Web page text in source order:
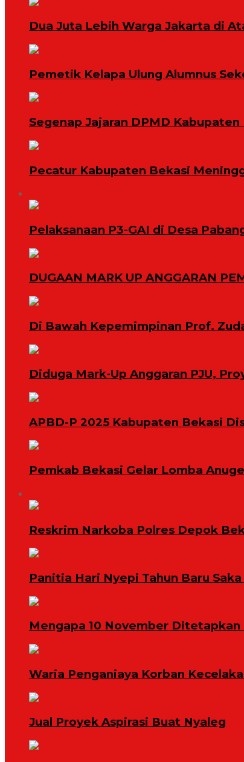
Dua Juta Lebih Warga Jakarta di
Pemetik Kelapa Ulung Alumnus
Segenap Jajaran DPMD
Pecatur Kabupaten Bekasi
Pelaksanaan P3-GAI di Desa
DUGAAN MARK UP ANGGARAN
Di Bawah Kepemimpinan Prof.
Diduga Mark-Up Anggaran PJU,
APBD-P 2025 Kabupaten Bekasi
Pemkab Bekasi Gelar Lomba
Reskrim Narkoba Polres Depok
Panitia Hari Nyepi Tahun Baru
Mengapa 10 November Ditetapkan
Waria Penganiaya Korban
Jual Proyek Aspirasi Buat Nyaleg